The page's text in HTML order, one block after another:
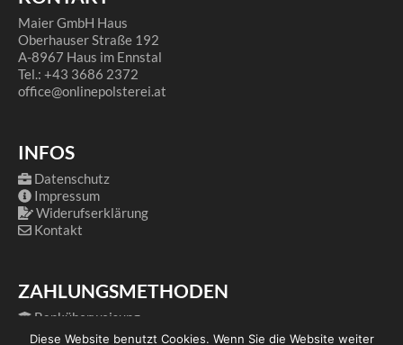
Maier GmbH Haus
Oberhauser Straße 192
A-8967 Haus im Ennstal
Tel.: +43 3686 2372
office@onlinepolsterei.at
INFOS
Datenschutz
Impressum
Widerufserklärung
Kontakt
ZAHLUNGSMETHODEN
Banküberweisung
PayPal
Diese Website benutzt Cookies. Wenn Sie die Website weiter